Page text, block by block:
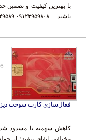
باشید ... ۰۹۱۲۲۹۵۹۸۰۸ ۰۹۳۸۱۲۴۹۵۸۹
فعال‌سازی کارت سوخت
کاهش سهمیه یا مسدود
مختلفی اتفاق بیفتد؛ از
16